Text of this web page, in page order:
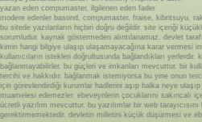
yazan eden compumaster, ilgilenen eden fader
modere edenler basond, compumaster, fraise, kibritsuyu,
bu sitede yazılanların hiçbiri doğru değildir. site içeriği
sorumludur. kaynak göstermeden alıntılanamaz. devlet
kimin hangi bilgiye ulaşıp ulaşamayacağına karar vermesi
kullanıcıların istekleri doğrultusunda bağlandıkları
bağlanmayabilirler. bu güçleri ve imkanları mevcuttur. bir
tercihi ve hakkıdır. bağlanmak istemiyorsa bu yine onun
için görevlendirdiği kurumlar hadlerini aşıp halka neye
muamelesi edemezler. ebeveynlerin çocuklarını sakıncalı
ücretli yazılım mevcuttur. bu yazılımlar bir web
gerektirmemektedir. devletin milletini küçük düşürmesi ve